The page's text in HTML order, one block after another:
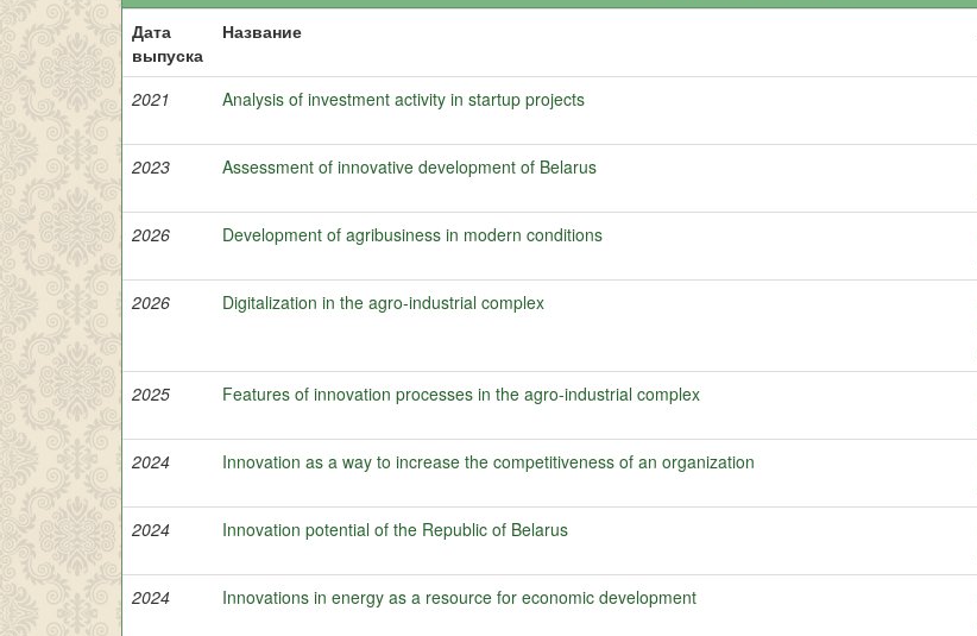
Дата
выпуска
Название
2021 Analysis of investment activity in startup projects
2023
Assessment of innovative development of Belarus
2026
Development of agribusiness in modern conditions
2026
Digitalization in the agro-industrial complex
2025
Features of innovation processes in the agro-industrial complex
2024
Innovation as a way to increase the competitiveness of an organization
2024
Innovation potential of the Republic of Belarus
2024
Innovations in energy as a resource for economic development